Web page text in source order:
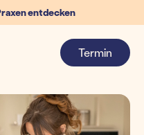
entdecken
Termin